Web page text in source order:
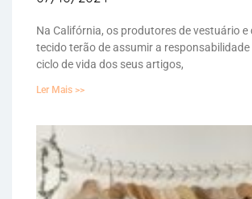
Na Califórnia, os produtores de vestuário e
tecido terão de assumir a
ciclo de vida dos seus artigos,
Ler Mais >>